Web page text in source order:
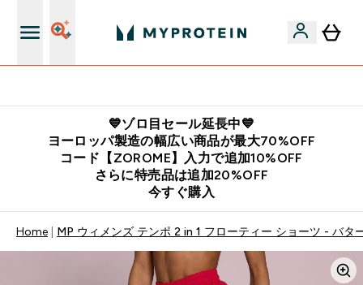
💙ゾロ目セール延長中💙
ヨーロッパ製造の幅広い商品が最大70%OFF
コード【ZOROME】入力で追加10%OFF
さらに特売品は追加20%OFF
今すぐ購入
Home MP ウィメンズ テンポ 2 in 1 フローティー ショーツ - バタ